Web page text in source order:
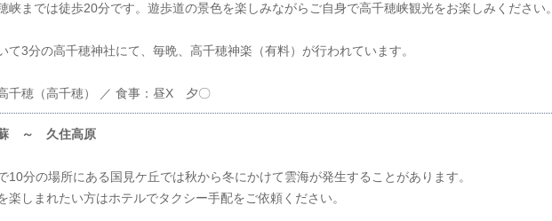
峡までは徒歩20分です。遊歩道の景色を楽しみながらご自身で高千穂峡観光をお楽しみください。
て3分の高千穂神社にて、毎晩、高千穂神楽（有料）が行われています。
千穂（高千穂） ／ 食事：昼X 夕〇
～ 久住高原
10分の場所にある国見ケ丘では秋から冬にかけて雲海が発生することがあります。
しまれたい方はホテルでタクシー手配をご依頼ください。